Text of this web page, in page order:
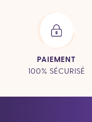
PAIEMENT
100% SÉCURISÉ